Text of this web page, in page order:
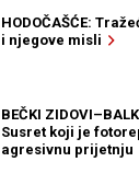
HODOČAŠĆE:
i njegove misli
BEČKI
Susret koji je
agresivnu prijetnju